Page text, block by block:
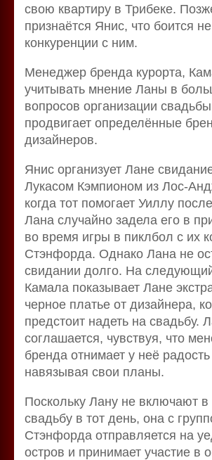
свою квартиру в Трибеке.
признаётся Янис, что боится
конкуренции с ним.
Менеджер бренда курорта,
учитывать мнение Ланы в
вопросов организации
продвигает определённые
дизайнеров.
Янис организует Лане
Лукасом Кэмпионом из Лос-
когда тот помогает Уиллу
Лана случайно задела его в
во время игры в пиклбол с их
Стэнфорда. Однако Лана не
свидании долго. На
Камала показывает Лане
черное платье от дизайнера,
предстоит надеть на свадьбу.
соглашается, чувствуя, что
бренда отнимает у неё
навязывая свои планы.
Поскольку Лану не включают
свадьбу в тот день, она с
Стэнфорда отправляется на
остров и принимает участие в